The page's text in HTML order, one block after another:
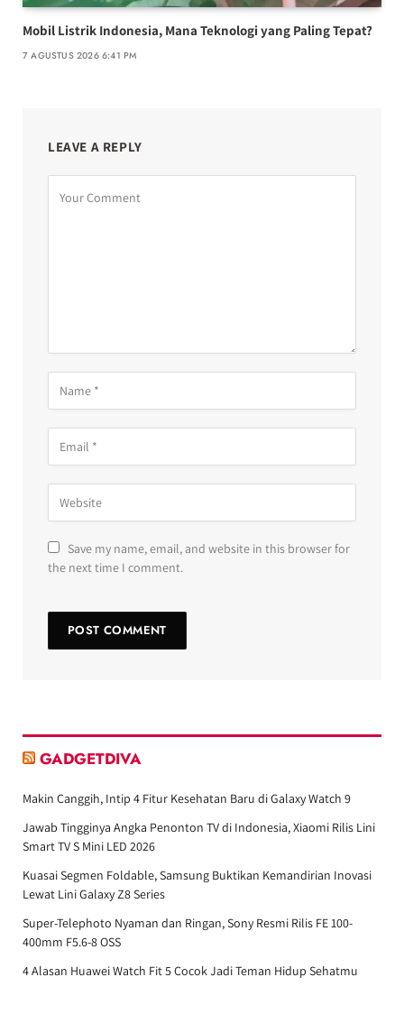
Mobil Listrik Indonesia, Mana Teknologi yang Paling Tepat?
7 AGUSTUS 2026 6:41 PM
LEAVE A REPLY
Save my name, email, and website in this browser for
the next time I comment.
GADGETDIVA
Makin Canggih, Intip 4 Fitur Kesehatan Baru di Galaxy Watch 9
Jawab Tingginya Angka Penonton TV di Indonesia, Xiaomi Rilis Lini
Smart TV S Mini LED 2026
Kuasai Segmen Foldable, Samsung Buktikan Kemandirian Inovasi
Lewat Lini Galaxy Z8 Series
Super-Telephoto Nyaman dan Ringan, Sony Resmi Rilis FE 100-
400mm F5.6-8 OSS
4 Alasan Huawei Watch Fit 5 Cocok Jadi Teman Hidup Sehatmu